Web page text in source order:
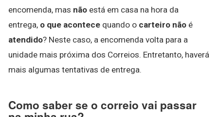
encomenda, mas não está em casa na hora da
entrega, o que acontece quando o carteiro não é
atendido? Neste caso, a encomenda volta para a
unidade mais próxima dos Correios. Entretanto, haverá
mais algumas tentativas de entrega.
Como saber se o correio vai passar